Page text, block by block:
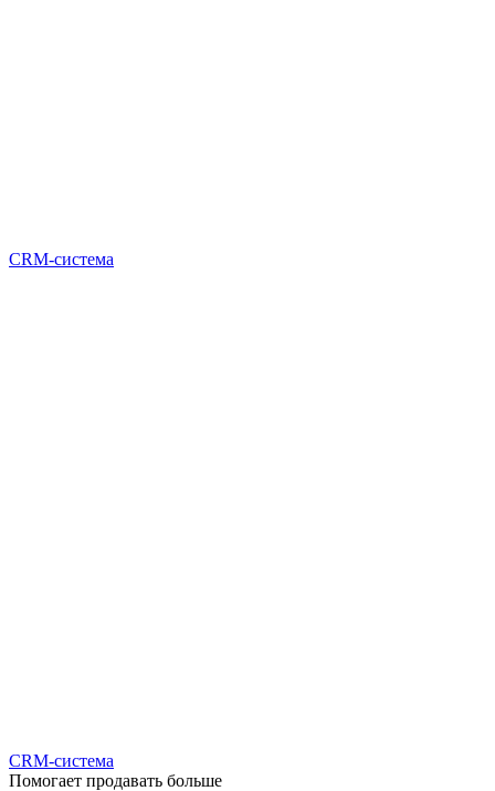
CRM-система
CRM-система
Помогает продавать больше